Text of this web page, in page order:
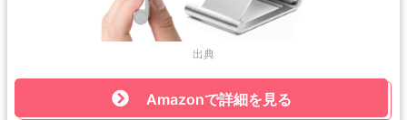
出典
Amazonで詳細を見る